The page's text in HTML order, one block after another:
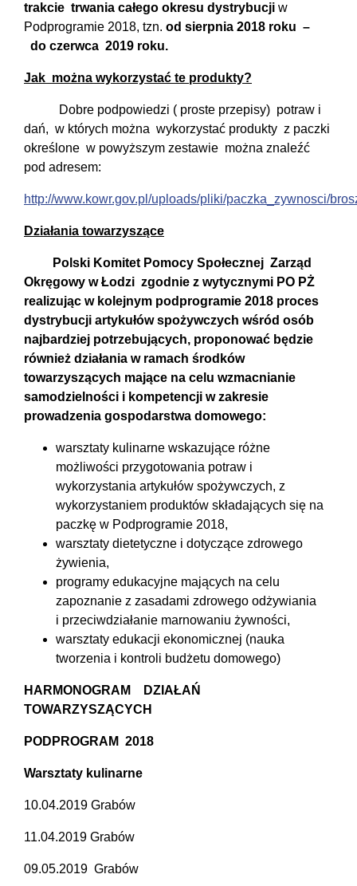
trakcie trwania całego okresu dystrybucji w
Podprogramie 2018, tzn. od sierpnia 2018 roku –
do czerwca 2019 roku.
Jak można wykorzystać te produkty?
Dobre podpowiedzi ( proste przepisy) potraw i
dań, w których można wykorzystać produkty z paczki
określone w powyższym zestawie można znaleźć
pod adresem:
http://www.kowr.gov.pl/uploads/pliki/paczka_zywnosci/
Działania towarzyszące
Polski Komitet Pomocy Społecznej Zarząd
Okręgowy w Łodzi zgodnie z wytycznymi PO PŻ
realizując w kolejnym podprogramie 2018 proces
dystrybucji artykułów spożywczych wśród osób
najbardziej potrzebujących, proponować będzie
również działania w ramach środków
towarzyszących mające na celu wzmacnianie
samodzielności i kompetencji w zakresie
prowadzenia gospodarstwa domowego:
warsztaty kulinarne wskazujące różne
możliwości przygotowania potraw i
wykorzystania artykułów spożywczych, z
wykorzystaniem produktów składających się na
paczkę w Podprogramie 2018,
warsztaty dietetyczne i dotyczące zdrowego
żywienia,
programy edukacyjne mających na celu
zapoznanie z zasadami zdrowego odżywiania
i przeciwdziałanie marnowaniu żywności,
warsztaty edukacji ekonomicznej (nauka
tworzenia i kontroli budżetu domowego)
HARMONOGRAM DZIAŁAŃ
TOWARZYSZĄCYCH
PODPROGRAM 2018
Warsztaty kulinarne
10.04.2019 Grabów
11.04.2019 Grabów
09.05.2019 Grabów